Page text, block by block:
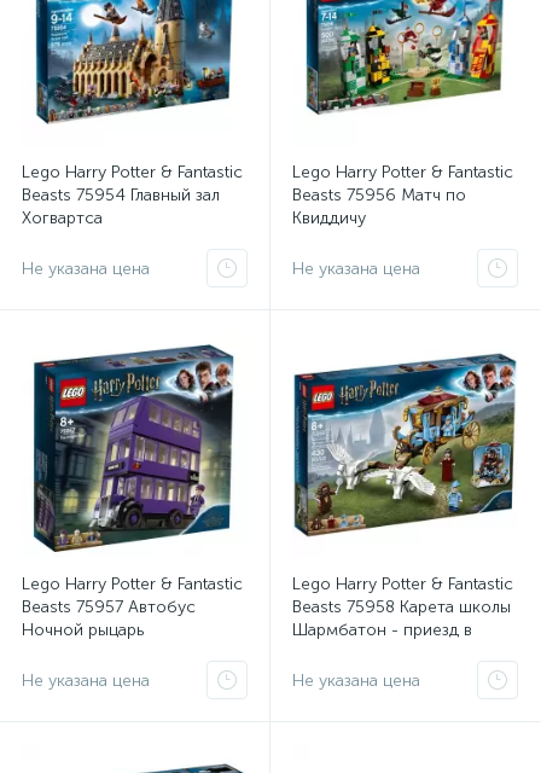
Lego Harry Potter & Fantastic
Beasts 75954 Главный зал
Хогвартса
Не указана цена
Lego Harry Potter & Fantastic
Beasts 75956 Матч по
Квиддичу
Не указана цена
Lego Harry Potter & Fantastic
Beasts 75957 Автобус
Ночной рыцарь
Не указана цена
Lego Harry Potter & Fantastic
Beasts 75958 Карета школы
Шармбатон - приезд в
Не указана цена